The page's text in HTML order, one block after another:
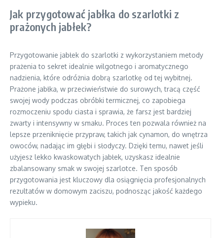
Jak przygotować jabłka do szarlotki z
prażonych jabłek?
Przygotowanie jabłek do szarlotki z wykorzystaniem metody
prażenia to sekret idealnie wilgotnego i aromatycznego
nadzienia, które odróżnia dobrą szarlotkę od tej wybitnej.
Prażone jabłka, w przeciwieństwie do surowych, tracą część
swojej wody podczas obróbki termicznej, co zapobiega
rozmoczeniu spodu ciasta i sprawia, że farsz jest bardziej
zwarty i intensywny w smaku. Proces ten pozwala również na
lepsze przeniknięcie przypraw, takich jak cynamon, do wnętrza
owoców, nadając im głębi i słodyczy. Dzięki temu, nawet jeśli
użyjesz lekko kwaskowatych jabłek, uzyskasz idealnie
zbalansowany smak w swojej szarlotce. Ten sposób
przygotowania jest kluczowy dla osiągnięcia profesjonalnych
rezultatów w domowym zaciszu, podnosząc jakość każdego
wypieku.